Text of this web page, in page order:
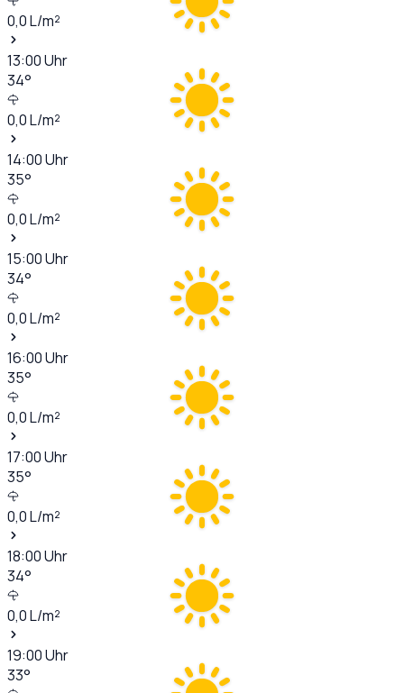
0,0L/m²
13:00Uhr
34°
0,0L/m²
14:00Uhr
35°
0,0L/m²
15:00Uhr
34°
0,0L/m²
16:00Uhr
35°
0,0L/m²
17:00Uhr
35°
0,0L/m²
18:00Uhr
34°
0,0L/m²
19:00Uhr
33°